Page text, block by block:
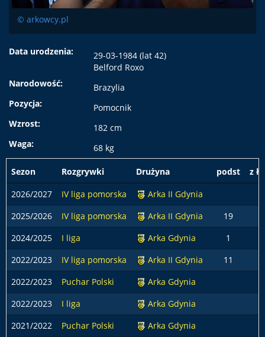
© arkowcy.pl
Data urodzenia:
29-03-1984 (lat 42)
Belford Roxo
Narodowość:
Brazylia
Pozycja:
Pomocnik
Wzrost:
182 cm
Waga:
68 kg
Sezon Rozgrywki Drużyna podst
z
2026/2027
IV liga pomorska
Arka II Gdynia
2025/2026
IV liga pomorska Arka II Gdynia 19
2024/2025
I liga Arka Gdynia
1
2022/2023
IV liga pomorska Arka II Gdynia
11
2022/2023
Puchar Polski
Arka Gdynia
2022/2023
I liga Arka Gdynia
2021/2022
Puchar Polski Arka Gdynia